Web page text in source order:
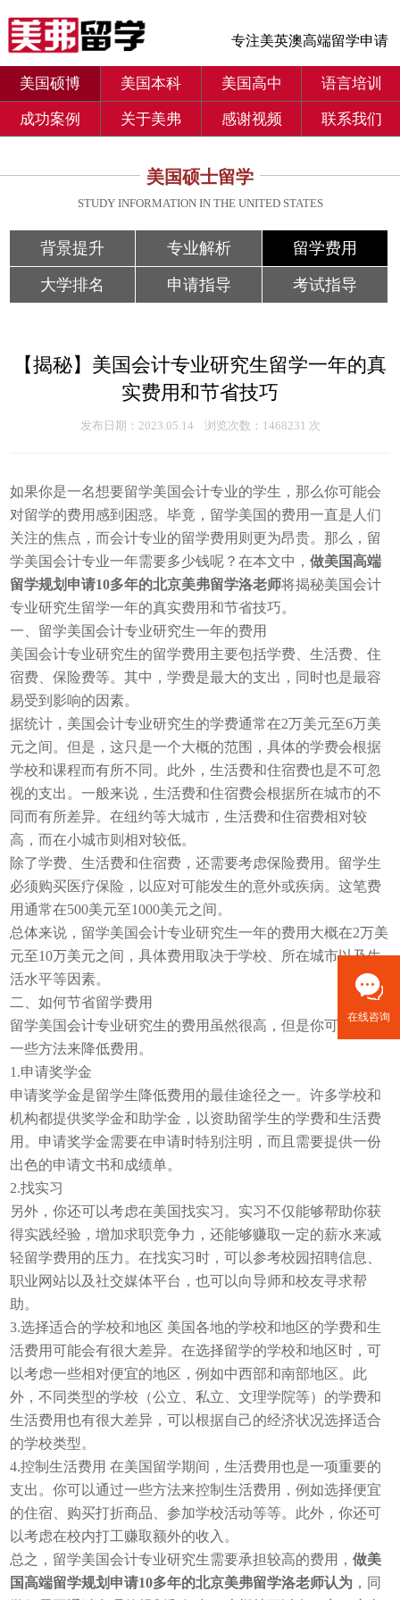
专注美英澳高端留学申请
美国硕博 美国本科 美国高中 语言培训
成功案例 关于美弗 感谢视频 联系我们
美国硕士留学
STUDY INFORMATION IN THE UNITED STATES
背景提升 专业解析 留学费用
大学排名 申请指导 考试指导
【揭秘】美国会计专业研究生留学一年的真
实费用和节省技巧
发布日期：2023.05.14 浏览次数：1468231 次
如果你是一名想要留学美国会计专业的学生，那么你可能会
对留学的费用感到困惑。毕竟，留学美国的费用一直是人们
关注的焦点，而会计专业的留学费用则更为昂贵。那么，留
学美国会计专业一年需要多少钱呢？在本文中，做美国高端
留学规划申请10多年的北京美弗留学洛老师将揭秘美国会计
专业研究生留学一年的真实费用和节省技巧。
一、留学美国会计专业研究生一年的费用
美国会计专业研究生的留学费用主要包括学费、生活费、住
宿费、保险费等。其中，学费是最大的支出，同时也是最容
易受到影响的因素。
据统计，美国会计专业研究生的学费通常在2万美元至6万美
元之间。但是，这只是一个大概的范围，具体的学费会根据
学校和课程而有所不同。此外，生活费和住宿费也是不可忽
视的支出。一般来说，生活费和住宿费会根据所在城市的不
同而有所差异。在纽约等大城市，生活费和住宿费相对较
高，而在小城市则相对较低。
除了学费、生活费和住宿费，还需要考虑保险费用。留学生
必须购买医疗保险，以应对可能发生的意外或疾病。这笔费
用通常在500美元至1000美元之间。
总体来说，留学美国会计专业研究生一年的费用大概在2万美
元至10万美元之间，具体费用取决于学校、所在城市以及生
活水平等因素。
二、如何节省留学费用
留学美国会计专业研究生的费用虽然很高，但是你可以通过
一些方法来降低费用。
1.申请奖学金
申请奖学金是留学生降低费用的最佳途径之一。许多学校和
机构都提供奖学金和助学金，以资助留学生的学费和生活费
用。申请奖学金需要在申请时特别注明，而且需要提供一份
出色的申请文书和成绩单。
2.找实习
另外，你还可以考虑在美国找实习。实习不仅能够帮助你获
得实践经验，增加求职竞争力，还能够赚取一定的薪水来减
轻留学费用的压力。在找实习时，可以参考校园招聘信息、
职业网站以及社交媒体平台，也可以向导师和校友寻求帮
助。
3.选择适合的学校和地区 美国各地的学校和地区的学费和生
活费用可能会有很大差异。在选择留学的学校和地区时，可
以考虑一些相对便宜的地区，例如中西部和南部地区。此
外，不同类型的学校（公立、私立、文理学院等）的学费和
生活费用也有很大差异，可以根据自己的经济状况选择适合
的学校类型。
4.控制生活费用 在美国留学期间，生活费用也是一项重要的
支出。你可以通过一些方法来控制生活费用，例如选择便宜
的住宿、购买打折商品、参加学校活动等等。此外，你还可
以考虑在校内打工赚取额外的收入。
总之，留学美国会计专业研究生需要承担较高的费用，做美
国高端留学规划申请10多年的北京美弗留学洛老师认为 ，同
在线咨询